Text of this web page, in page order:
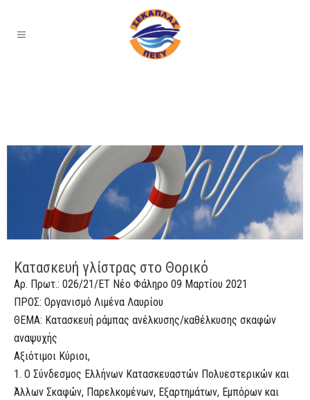
Κατασκευή γλίστρας στο Θορικό
Αρ. Πρωτ.: 026/21/ΕΤ Νέο Φάληρο 09 Μαρτίου 2021
ΠΡΟΣ: Οργανισμό Λιμένα Λαυρίου
ΘΕΜΑ: Κατασκευή ράμπας ανέλκυσης/καθέλκυσης σκαφών
αναψυχής
Αξιότιμοι Κύριοι,
1. Ο Σύνδεσμος Ελλήνων Κατασκευαστών Πολυεστερικών και
Άλλων Σκαφών, Παρελκομένων, Εξαρτημάτων, Εμπόρων και